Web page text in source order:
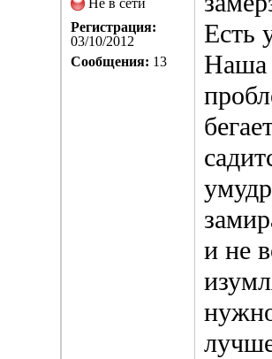
Регистрация:
03/10/2012
Сообщения: 13
Есть
Наша
и не